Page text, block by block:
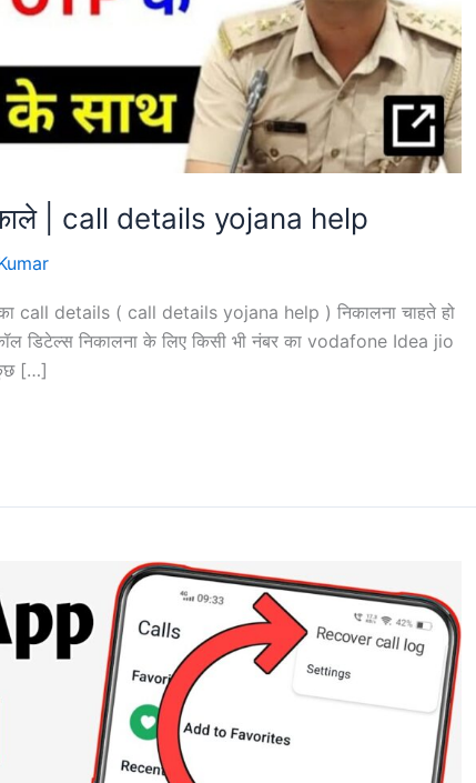
| call details yojana help
call details ( call details yojana help ) निकालना चाहते हो
डिटेल्स निकालना के लिए किसी भी नंबर का vodafone Idea jio
[…]